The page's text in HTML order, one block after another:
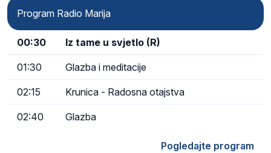
Program Radio Marija
00:30 Iz tame u svjetlo (R)
01:30 Glazba i meditacije
02:15 Krunica - Radosna otajstva
02:40 Glazba
Pogledajte program